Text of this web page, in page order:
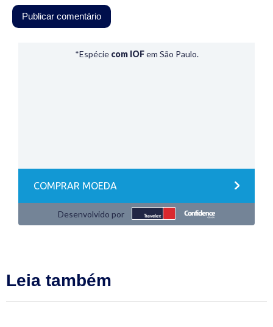
Leia também